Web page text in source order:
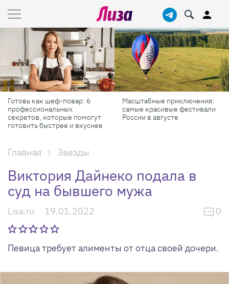
Готовь как шеф-повар: 6
профессиональных
секретов, которые помогут
готовить быстрее и вкуснее
Масштабные приключения:
самые красивые фестивали
России в августе
Главная Звезды
Виктория Дайнеко подала в
суд на бывшего мужа
Lisa.ru 19.01.2022 0
Певица требует алименты от отца своей дочери.